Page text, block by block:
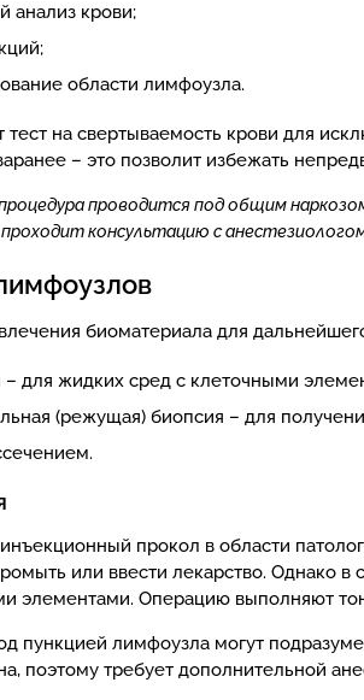
анализ крови;
области лимфоузла.
на свертываемость крови для
– это позволит избежать
процедура проводится под общим
проходит консультацию с
биоматериала для
– для жидких сред с клеточными
(режущая) биопсия – для
прокол в области
или ввести лекарство. Однако
элементами. Операцию выполняют
пункцией лимфоузла могут
поэтому требует дополнительной